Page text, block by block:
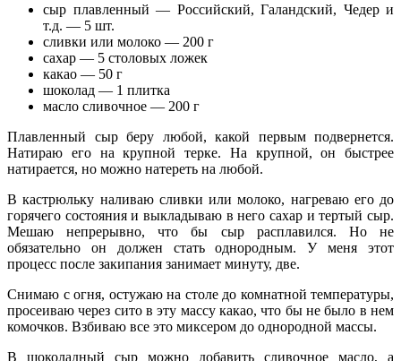
сыр плавленный — Российский, Галандский, Чедер и
т.д. — 5 шт.
сливки или молоко — 200 г
сахар — 5 столовых ложек
какао — 50 г
шоколад — 1 плитка
масло сливочное — 200 г
Плавленный сыр беру любой, какой первым подвернется.
Натираю его на крупной терке. На крупной, он быстрее
натирается, но можно натереть на любой.
В кастрюльку наливаю сливки или молоко, нагреваю его до
горячего состояния и выкладываю в него сахар и тертый сыр.
Мешаю непрерывно, что бы сыр расплавился. Но не
обязательно он должен стать однородным. У меня этот
процесс после закипания занимает минуту, две.
Снимаю с огня, остужаю на столе до комнатной температуры,
просеиваю через сито в эту массу какао, что бы не было в нем
комочков. Взбиваю все это миксером до однородной массы.
В шоколадный сыр можно добавить сливочное масло, а